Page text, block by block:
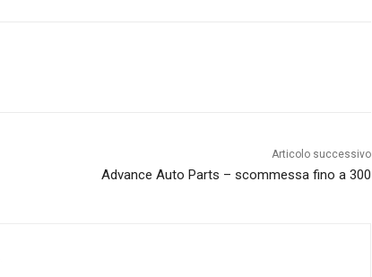
Articolo successivo
Advance Auto Parts – scommessa fino a 300